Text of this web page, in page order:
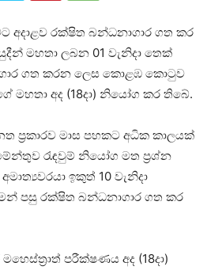
අදාළව රක්ෂිත බන්ධනාගාර ගත කර
මහතා ලබන 01 වැනිදා තෙක්
ගත කරන ලෙස කොළඹ කොටුව
මහතා අද (18දා) නියෝග කර තිබේ.
ප්‍රකාරව මාස පහකට අධික කාලයක්
රැඳවුම් නියෝග මත ප්‍රශ්න
ඉකුත් 10 වැනිදා
පසු රක්ෂිත බන්ධනාගාර ගත කර
පරීක්ෂණය අද (18දා)